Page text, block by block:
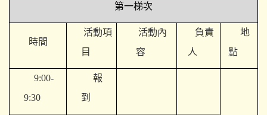
第一梯次
時間
活動項
目
活動內
容
負責
人
地
點
9:00-
9:30
報
到